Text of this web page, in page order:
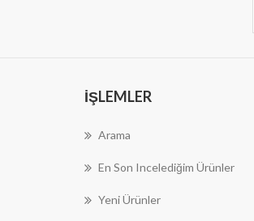
İŞLEMLER
Arama
En Son Incelediğim Ürünler
Yeni Ürünler